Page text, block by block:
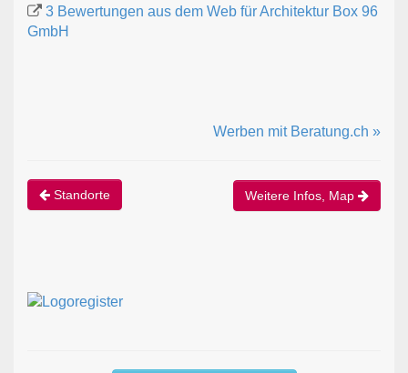
3 Bewertungen aus dem Web für Architektur Box 96
GmbH
Werben mit Beratung.ch »
Standorte Weitere Infos, Map